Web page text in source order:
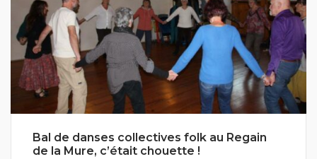
Bal de danses collectives folk au Regain
de la Mure, c’était chouette !